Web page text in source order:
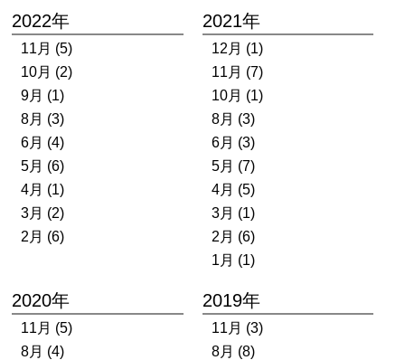
2022年
11月 (5)
10月 (2)
9月 (1)
8月 (3)
6月 (4)
5月 (6)
4月 (1)
3月 (2)
2月 (6)
2021年
12月 (1)
11月 (7)
10月 (1)
8月 (3)
6月 (3)
5月 (7)
4月 (5)
3月 (1)
2月 (6)
1月 (1)
2020年
11月 (5)
8月 (4)
2019年
11月 (3)
8月 (8)